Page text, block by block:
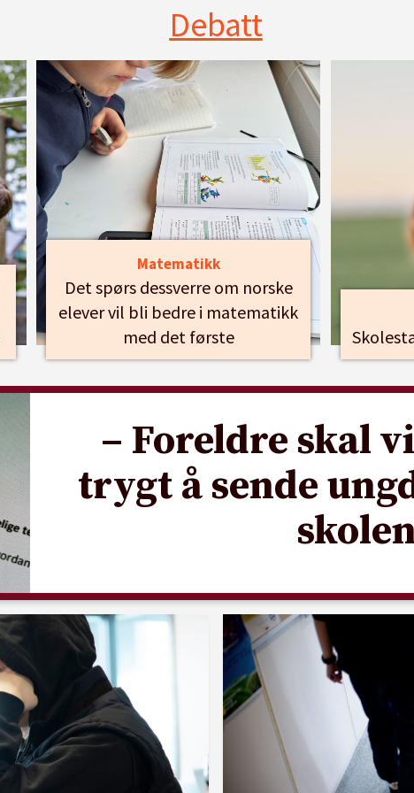
Debatt
Matematikk
Det spørs dessverre om norske
elever vil bli bedre i matematikk
med det første
– Foreldre skal
trygt å sende